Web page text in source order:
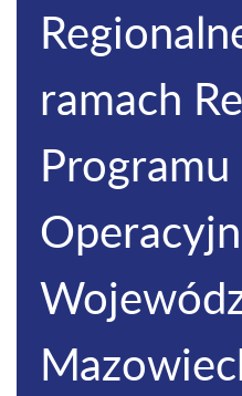
ramach
Programu